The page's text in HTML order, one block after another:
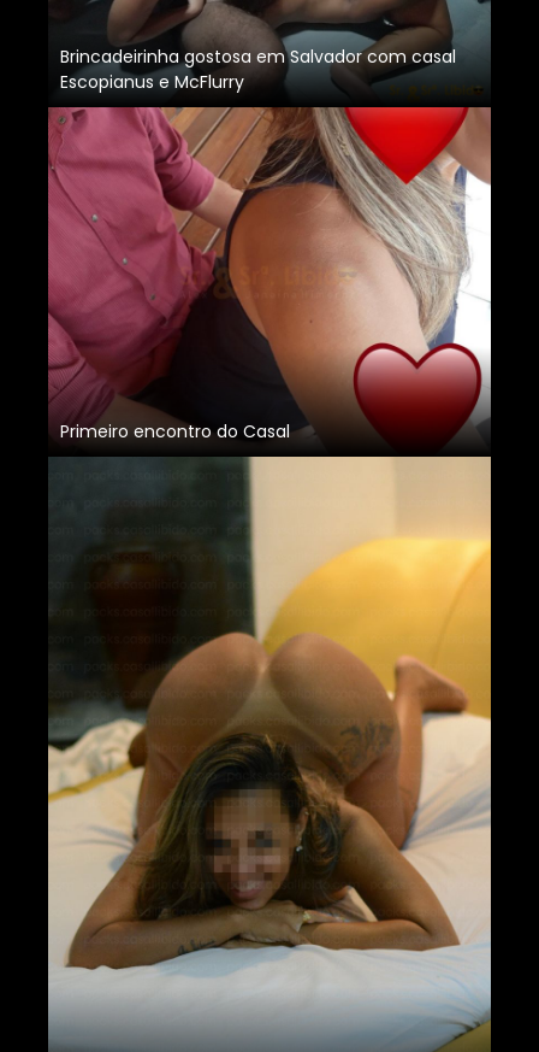
Brincadeirinha gostosa em Salvador com casal
Escopianus e McFlurry
Primeiro encontro do Casal